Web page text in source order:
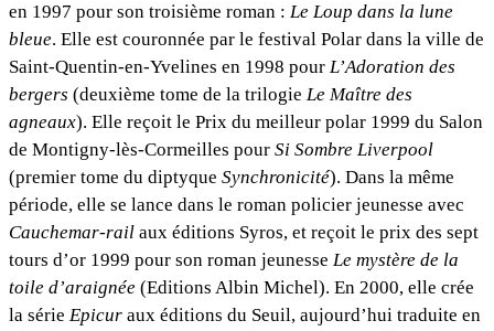
en 1997 pour son troisième roman : Le Loup dans la lune
bleue. Elle est couronnée par le festival Polar dans la ville de
Saint-Quentin-en-Yvelines en 1998 pour L’Adoration des
bergers (deuxième tome de la trilogie Le Maître des
agneaux). Elle reçoit le Prix du meilleur polar 1999 du Salon
de Montigny-lès-Cormeilles pour Si Sombre Liverpool
(premier tome du diptyque Synchronicité). Dans la même
période, elle se lance dans le roman policier jeunesse avec
Cauchemar-rail aux éditions Syros, et reçoit le prix des sept
tours d’or 1999 pour son roman jeunesse Le mystère de la
toile d’araignée (Editions Albin Michel). En 2000, elle crée
la série Epicur aux éditions du Seuil, aujourd’hui traduite en